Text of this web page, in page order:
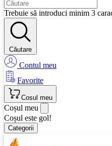
Trebuie să introduci minim 3
Căutare
Contul meu
Favorite
Cosul meu
Coșul meu
Coșul este gol!
Categorii